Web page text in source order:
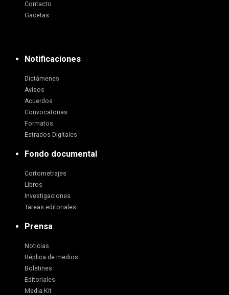
Contacto
Gacetas
Notificaciones
Dictámenes
Avisos
Acuerdos
Convocatorias
Formatos
Estrados Digitales
Fondo documental
Cortometrajes
Libros
Investigaciones
Tareas editoriales
Prensa
Noticias
Réplica de medios
Boletines
Editoriales
Media Kit